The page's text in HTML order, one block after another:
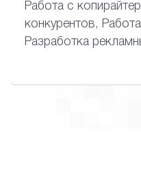
Работа с
конкурентов,
Разработка